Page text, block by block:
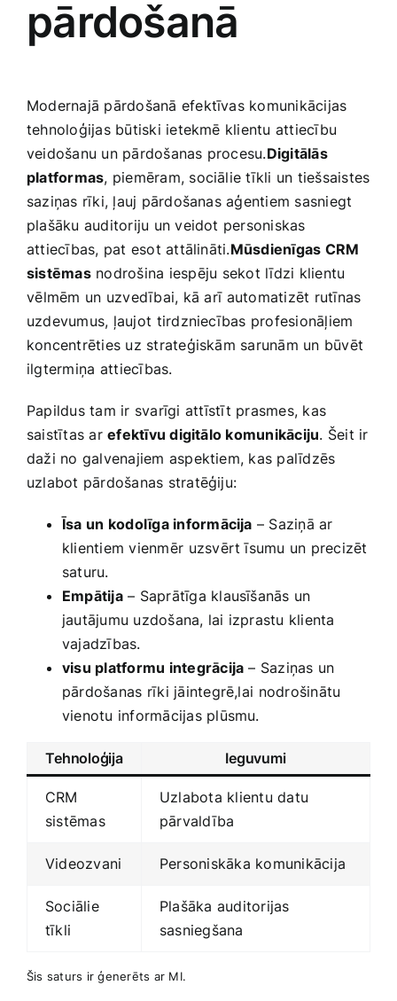
pārdošanā
Modernajā pārdošanā efektīvas komunikācijas⁣
tehnoloģijas būtiski ietekmē klientu attiecību
veidošanu un pārdošanas procesu.Digitālās
platformas, piemēram, sociālie tīkli un tiešsaistes
saziņas rīki, ļauj​ pārdošanas aģentiem sasniegt
plašāku‍ auditoriju un veidot personiskas
attiecības, pat esot attālināti.Mūsdienīgas CRM
sistēmasnodrošina iespēju ⁢sekot līdzi klientu
⁣vēlmēm un⁣ uzvedībai, kā ⁣arī⁢ automatizēt rutīnas
uzdevumus, ļaujot ⁣tirdzniecības profesionāļiem⁢
koncentrēties uz strateģiskām sarunām un būvēt
ilgtermiņa ⁣attiecības.
Papildus tam ir svarīgi ⁢attīstīt prasmes, kas
‌saistītas‌ arefektīvu digitālo komunikāciju. Šeit ⁣ir
daži no galvenajiem aspektiem, kas palīdzēs
uzlabot‍ pārdošanas stratēģiju:
Īsa ⁢un ‌kodolīga informācija – Saziņā ‍ar
klientiem‍ vienmēr⁢ uzsvērt īsumu un precizēt
‌saturu.
Empātija– Saprātīga klausīšanās ‍un
jautājumu‍ uzdošana, lai izprastu klienta
vajadzības.
visu platformu integrācija – Saziņas⁣ un
pārdošanas ⁤rīki jāintegrē,lai ⁤nodrošinātu
vienotu informācijas plūsmu.
Tehnoloģija Ieguvumi
CRM
sistēmas
Uzlabota klientu datu
‌pārvaldība
Videozvani Personiskāka komunikācija
Sociālie
tīkli
Plašāka auditorijas
sasniegšana
Šis saturs ir ģenerēts ar⁢ MI.